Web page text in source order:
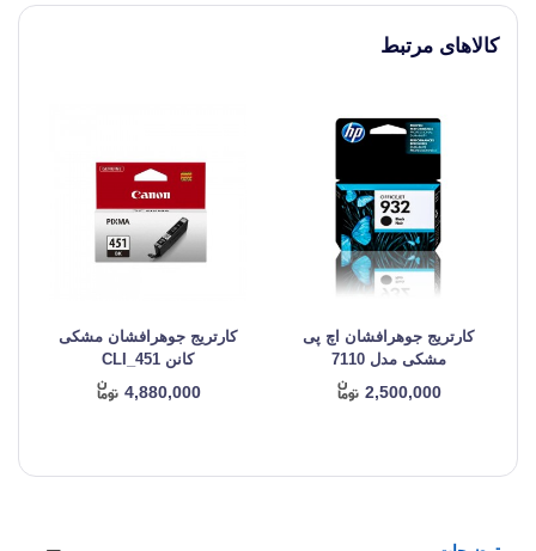
کالاهای مرتبط
کارتریج جوهرافشان اچ پی
مشکی مدل 7110
2,500,000
کارتریج جوهرافشان مشکی
کانن CLI_451
4,880,000